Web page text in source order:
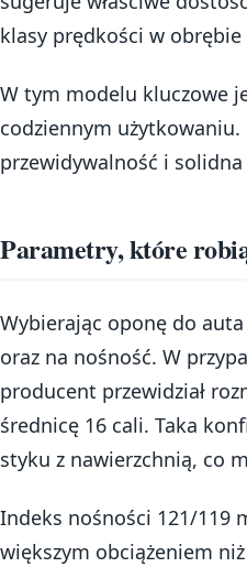
klasy prędkości w
W tym modelu kluczowe
codziennym
przewidywalność i
Parametry, które
Wybierając oponę do
oraz na nośność. W
producent przewidział
średnicę 16 cali. Taka
styku z nawierzchnią, co
Indeks nośności 121/119
większym obciążeniem